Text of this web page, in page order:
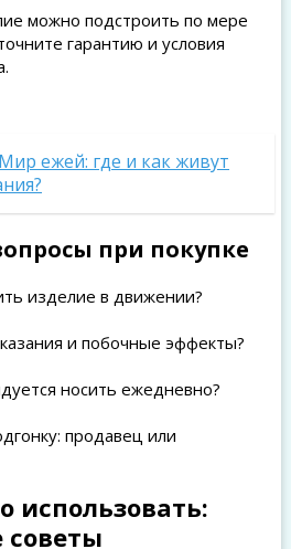
можно подстроить по мере
гарантию и условия
Мир ежей: где и как живут
при покупке
изделие в движении?
и побочные эффекты?
носить ежедневно?
продавец или
использовать:
советы